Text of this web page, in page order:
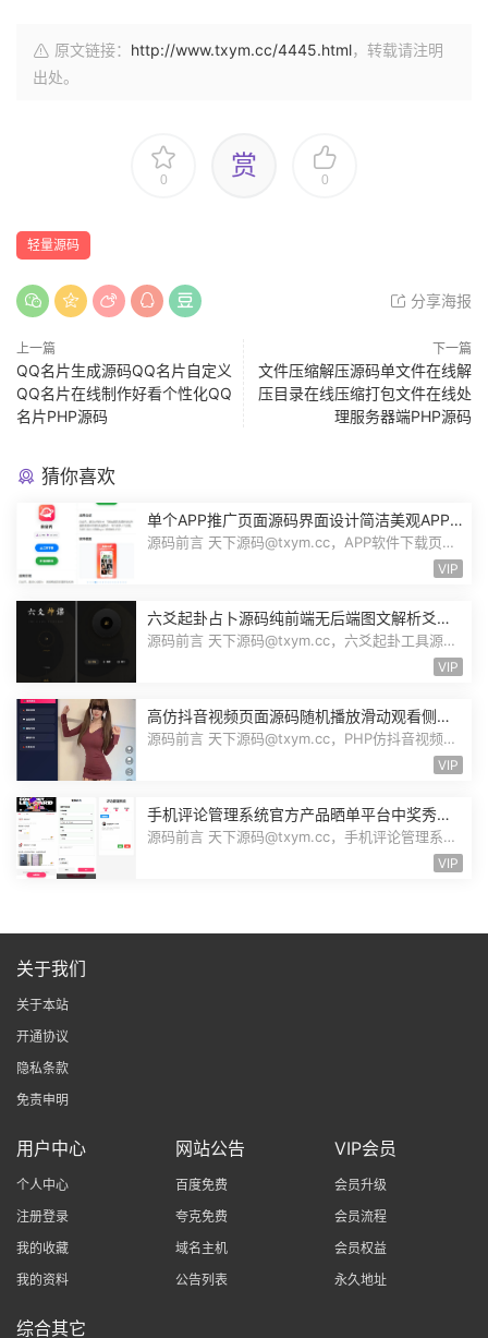
原文链接： http://www.txym.cc/4445.html，转载请注明
出处。
0 赏 0
轻量源码
分享海报
上一篇
QQ名片生成源码QQ名片自定义
QQ名片在线制作好看个性化QQ
名片PHP源码
下一篇
文件压缩解压源码单文件在线解
压目录在线压缩打包文件在线处
理服务器端PHP源码
猜你喜欢
单个APP推广页面源码界面设计简洁美观APP
应用下载页面自带后台管理PHP源码
源码前言 天下源码@txym.cc，APP软件下载页
VIP
六爻起卦占卜源码纯前端无后端图文解析爻位
图解指定卦式自动排盘自适应Node源码
源码前言 天下源码@txym.cc，六爻起卦工具源
VIP
高仿抖音视频页面源码随机播放滑动观看侧栏
切换美女小姐姐才艺表演自适应PHP源码
源码前言 天下源码@txym.cc，PHP仿抖音视频播
VIP
手机评论管理系统官方产品晒单平台中奖秀晒
图秀体验秀互动秀买家在线评论晒单源码
源码前言 天下源码@txym.cc，手机评论管理系统
VIP
关于我们
关于本站
开通协议
隐私条款
免责申明
用户中心
个人中心
注册登录
我的收藏
我的资料
网站公告
百度免费
夸克免费
域名主机
公告列表
VIP会员
会员升级
会员流程
会员权益
永久地址
综合其它